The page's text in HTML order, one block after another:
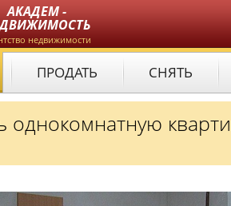
АКАДЕМ -
недвижимости
ПРОДАТЬ СНЯТЬ
однокомнатную